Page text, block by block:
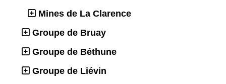
Mines de La Clarence
Groupe de Bruay
Groupe de Béthune
Groupe de Liévin